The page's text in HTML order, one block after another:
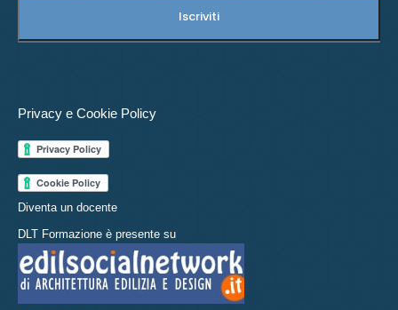
Privacy e Cookie Policy
Diventa un docente
DLT Formazione è presente su